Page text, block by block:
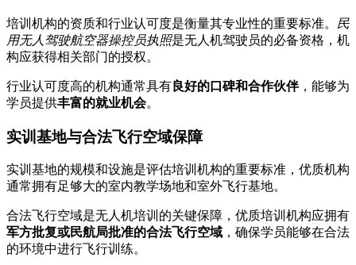
培训机构的资质和行业认可度是衡量其专业性的重要标准。 民
用无人驾驶航空器操控员执照是无人机驾驶员的必备资格，机
构应获得相关部门的授权。
行业认可度高的机构通常具有 良好的口碑和合作伙伴，能够为
学员提供丰富的就业机会。
实训基地与合法飞行空域保障
实训基地的规模和设施是评估培训机构的重要标准，优质机构
通常拥有足够大的室内教学场地和室外飞行基地。
合法飞行空域是无人机培训的关键保障，优质培训机构应拥有
军方批复或民航局批准的合法飞行空域 ，确保学员能够在合法
的环境中进行飞行训练。